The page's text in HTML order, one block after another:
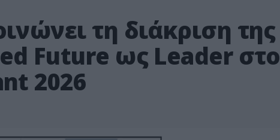
τη διάκριση της
Future ως Leader στο
2026